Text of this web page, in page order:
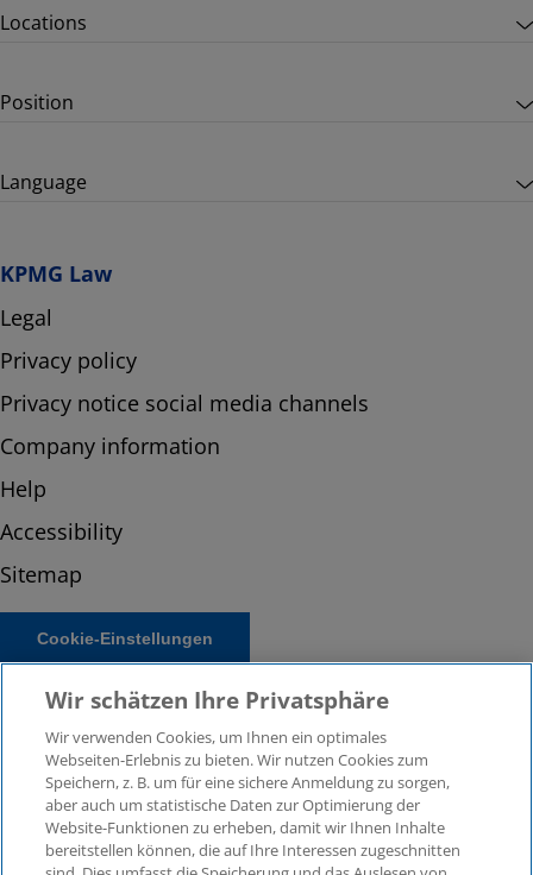
Locations
Position
Language
KPMG Law
Legal
Privacy policy
Privacy notice social media channels
Company information
Help
Accessibility
Sitemap
Cookie-Einstellungen
© 2026 KPMG Law Rechtsanwaltsgesellschaft mbH,
Wir schätzen Ihre Privatsphäre
Wir verwenden Cookies, um Ihnen ein optimales
Webseiten-Erlebnis zu bieten. Wir nutzen Cookies zum
Speichern, z. B. um für eine sichere Anmeldung zu sorgen,
aber auch um statistische Daten zur Optimierung der
Website-Funktionen zu erheben, damit wir Ihnen Inhalte
bereitstellen können, die auf Ihre Interessen zugeschnitten